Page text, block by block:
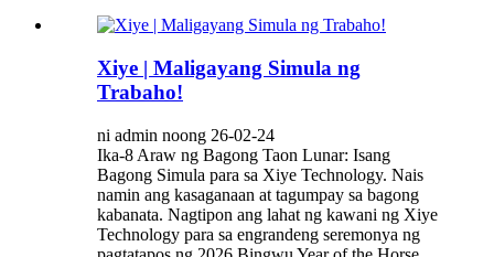
Xiye | Maligayang Simula ng
Trabaho!
ni admin noong 26-02-24
Ika-8 Araw ng Bagong Taon Lunar: Isang
Bagong Simula para sa Xiye Technology. Nais
namin ang kasaganaan at tagumpay sa bagong
kabanata. Nagtipon ang lahat ng kawani ng Xiye
Technology para sa engrandeng seremonya ng